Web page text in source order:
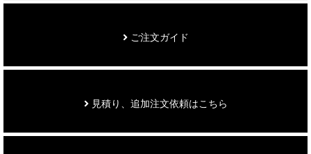
ご注文ガイド
見積り、追加注文依頼はこちら